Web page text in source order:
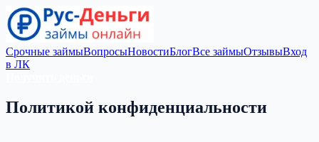
Срочные займыВопросыНовостиБлогВсе займыОтзывыВход
в ЛК
Политикой конфиденциальности